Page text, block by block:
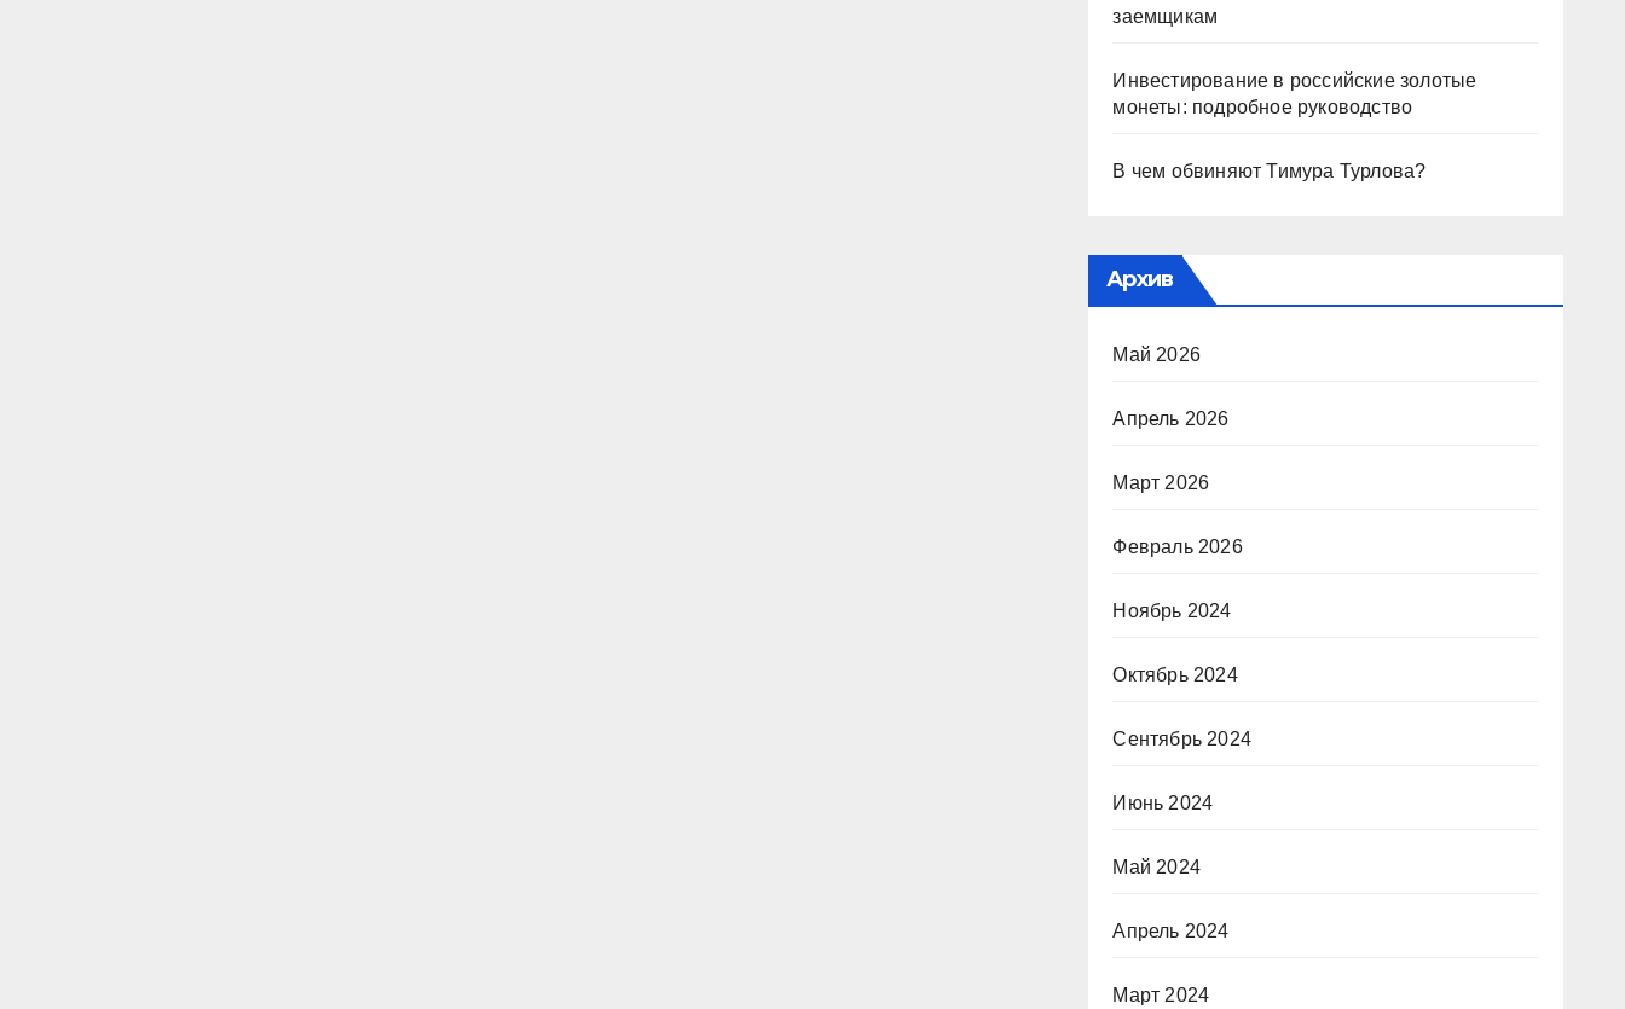
заемщикам
Инвестирование в российские золотые
монеты: подробное руководство
В чем обвиняют Тимура Турлова?
Архив
Май 2026
Апрель 2026
Март 2026
Февраль 2026
Ноябрь 2024
Октябрь 2024
Сентябрь 2024
Июнь 2024
Май 2024
Апрель 2024
Март 2024